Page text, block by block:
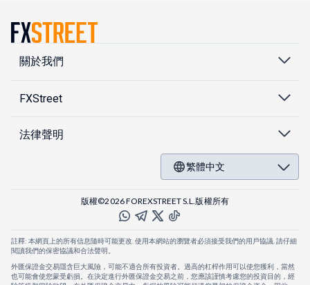
關於我們
FXStreet
法律聲明
繁體中文
版權©2026 FOREXSTREET S.L.版權所有
註釋: 本網頁上的所有信息隨時可能更改. 使用本網站的瀏覽者必須接受我們的用戶協議. 請仔細
閱讀我們的保密協議和合法聲明。
外匯保證金交易隱含巨大風險，可能不適合所有投資者。過高的杠桿作用可以使您獲利，當然
也可能會使您蒙受虧損。在決定進行外匯保證金交易之前，您應該謹慎考慮您的投資目的，經